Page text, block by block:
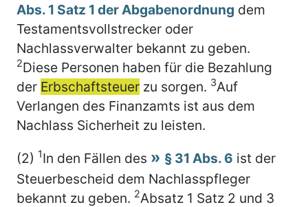
Abs. 1 Satz 1 der Abgabenordnung dem
Testamentsvollstrecker oder
Nachlassverwalter bekannt zu geben.
2Diese Personen haben für die Bezahlung
der Erbschaftsteuer zu sorgen. 3Auf
Verlangen des Finanzamts ist aus dem
Nachlass Sicherheit zu leisten.
(2) 1In den Fällen des § 31 Abs. 6 ist der
Steuerbescheid dem Nachlasspfleger
bekannt zu geben. 2Absatz 1 Satz 2 und 3